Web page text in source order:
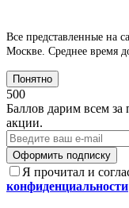
Все представленные на
Москве. Среднее время
Понятно
500
Баллов дарим всем
акции.
Оформить подписку
Я прочитал и
конфиденциальности